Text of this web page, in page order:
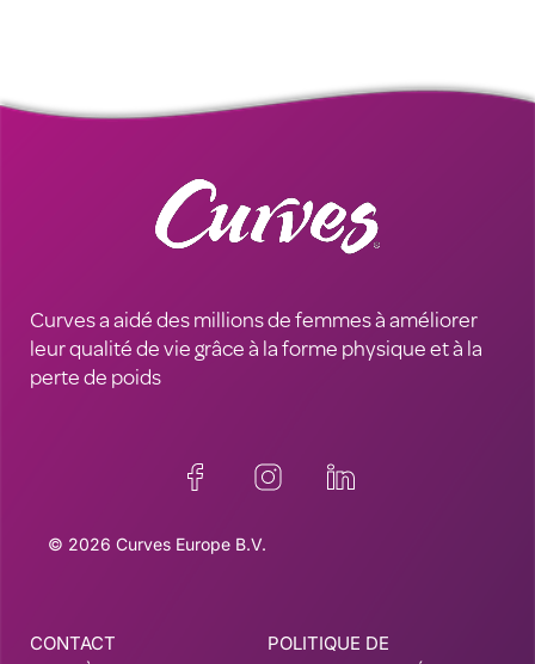
Curves a aidé des millions de femmes à améliorer
leur qualité de vie grâce à la forme physique et à la
perte de poids
© 2026 Curves Europe B.V.
CONTACT
POLITIQUE DE